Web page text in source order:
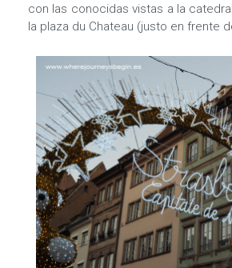
con las conocidas vistas a la
la plaza du Chateau (justo en frente